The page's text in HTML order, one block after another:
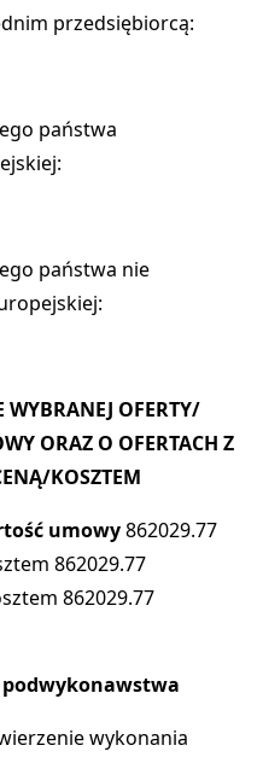
przedsiębiorcą:
państwa
państwa nie
OFERTY/
ORAZ O OFERTACH Z
KOSZTEM
umowy862029.77
862029.77
862029.77
wykonania